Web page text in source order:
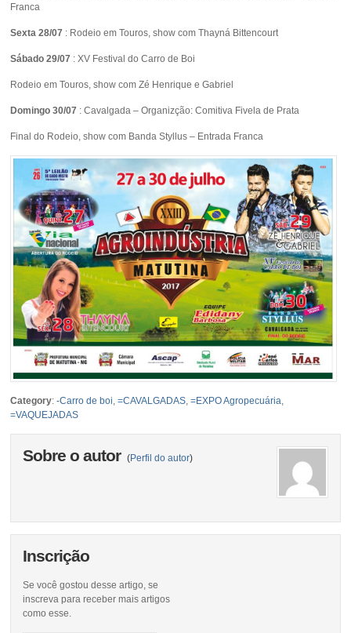
Franca
Sexta 28/07 : Rodeio em Touros, show com Thayná Bittencourt
Sábado 29/07 : XV Festival do Carro de Boi
Rodeio em Touros, show com Zé Henrique e Gabriel
Domingo 30/07 : Cavalgada – Organizção: Comitiva Fivela de Prata
Final do Rodeio, show com Banda Styllus – Entrada Franca
Category:-Carro de boi,=CAVALGADAS,=EXPO Agropecuária,
=VAQUEJADAS
Sobre o autor (Perfil do autor)
Inscrição
Se você gostou desse artigo, se
inscreva para receber mais artigos
como esse.